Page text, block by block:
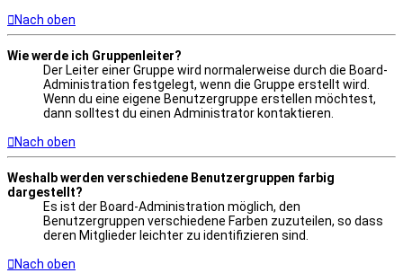
Nach oben
Wie werde ich Gruppenleiter?
Der Leiter einer Gruppe wird normalerweise durch die Board-
Administration festgelegt, wenn die Gruppe erstellt wird.
Wenn du eine eigene Benutzergruppe erstellen möchtest,
dann solltest du einen Administrator kontaktieren.
Nach oben
Weshalb werden verschiedene Benutzergruppen farbig
dargestellt?
Es ist der Board-Administration möglich, den
Benutzergruppen verschiedene Farben zuzuteilen, so dass
deren Mitglieder leichter zu identifizieren sind.
Nach oben